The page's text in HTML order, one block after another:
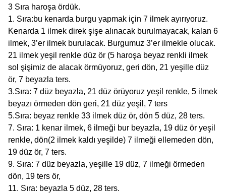
3 Sıra haroşa ördük.
1. Sıra:bu kenarda burgu yapmak için 7 ilmek ayırıyoruz.
Kenarda 1 ilmek direk şişe alınacak burulmayacak, kalan 6
ilmek, 3’er ilmek burulacak. Burgumuz 3’er ilmekle olucak.
21 ilmek yeşil renkle düz ör (5 haroşa beyaz renkli ilmek
sol şişimiz de alacak örmüyoruz, geri dön, 21 yeşille düz
ör, 7 beyazla ters.
3.Sıra: 7 düz beyazla, 21 düz örüyoruz yeşil renkle, 5 ilmek
beyazı örmeden dön geri, 21 düz yeşil, 7 ters
5.Sıra: beyaz renkle 33 ilmek düz ör, dön 5 düz, 28 ters.
7. Sıra: 1 kenar ilmek, 6 ilmeği bur beyazla, 19 düz ör yeşil
renkle, dön(2 ilmek kaldı yeşilde) 7 ilmeği ellemeden dön,
19 düz ör, 7 ters.
9. Sıra: 7 düz beyazla, yeşille 19 düz, 7 ilmeği örmeden
dön, 19 ters ör,
11. Sıra: beyazla 5 düz, 28 ters.